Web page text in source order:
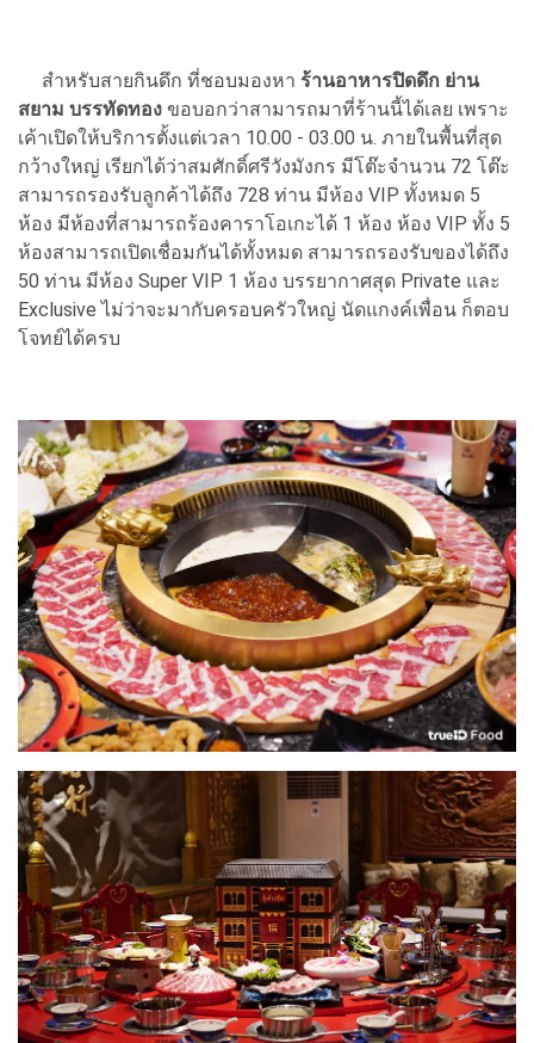
สำหรับสายกินดึก ที่ชอบมองหา ร้านอาหารปิดดึก ย่าน
สยาม บรรทัดทอง ขอบอกว่าสามารถมาที่ร้านนี้ได้เลย เพราะ
เค้าเปิดให้บริการตั้งแต่เวลา 10.00 - 03.00 น. ภายในพื้นที่สุด
กว้างใหญ่ เรียกได้ว่าสมศักดิ์ศรีวังมังกร มีโต๊ะจำนวน 72 โต๊ะ
สามารถรองรับลูกค้าได้ถึง 728 ท่าน มีห้อง VIP ทั้งหมด 5
ห้อง มีห้องที่สามารถร้องคาราโอเกะได้ 1 ห้อง ห้อง VIP ทั้ง 5
ห้องสามารถเปิดเชื่อมกันได้ทั้งหมด สามารถรองรับของได้ถึง
50 ท่าน มีห้อง Super VIP 1 ห้อง บรรยากาศสุด Private และ
Exclusive ไม่ว่าจะมากับครอบครัวใหญ่ นัดแกงค์เพื่อน ก็ตอบ
โจทย์ได้ครบ